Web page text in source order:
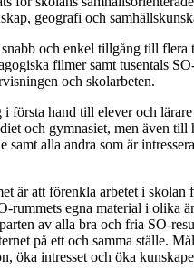
geografi och
och enkel tillgång till flera
filmer samt tusentals
och skolarbeten.
första hand till elever och lärare
och gymnasiet, men även till
samt alla andra som är
är att förenkla arbetet i skolan
rummets egna material i olika
av alla bra och fria SO-
på ett och samma ställe.
öka intresset och öka